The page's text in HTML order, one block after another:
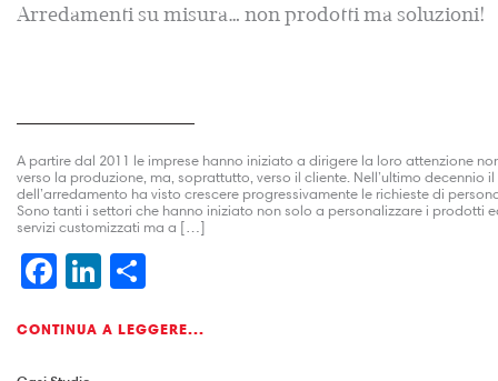
Arredamenti su misura… non prodotti ma soluzioni!
A partire dal 2011 le imprese hanno iniziato a dirigere la loro attenzione
verso la produzione, ma, soprattutto, verso il cliente. Nell’ultimo decennio
dell’arredamento ha visto crescere progressivamente le richieste di
Sono tanti i settori che hanno iniziato non solo a personalizzare i prodotti
servizi customizzati ma a […]
Facebook
LinkedIn
CONTINUA A LEGGERE...